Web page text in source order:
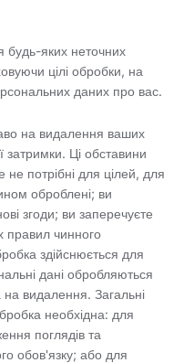
яких неточних
цілі обробки, на
даних про вас.
на видалення ваших
Ці обставини
потрібні для цілей, для
оброблені; ви
згоди; ви заперечуєте
правил чинного
здійснюється для
дані обробляються
видалення. Загальні
необхідна: для
поглядів та
обов'язку; або для